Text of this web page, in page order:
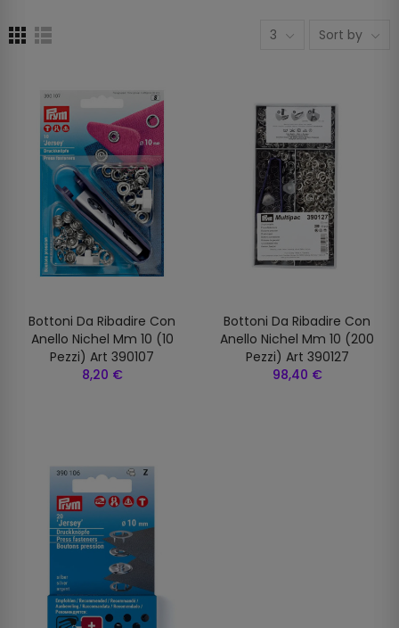
3 Sort by
Bottoni Da Ribadire Con
Anello Nichel Mm 10 (10
Pezzi) Art 390107
8,20 €
Bottoni Da Ribadire Con
Anello Nichel Mm 10 (200
Pezzi) Art 390127
98,40 €